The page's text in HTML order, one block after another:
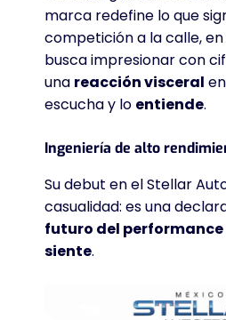
marca redefine lo que
competición a la calle,
busca impresionar con
una reacción visceral
escucha y lo entiende.
Ingeniería de alto
Su debut en el Stellar
casualidad: es una
futuro del performance
siente.